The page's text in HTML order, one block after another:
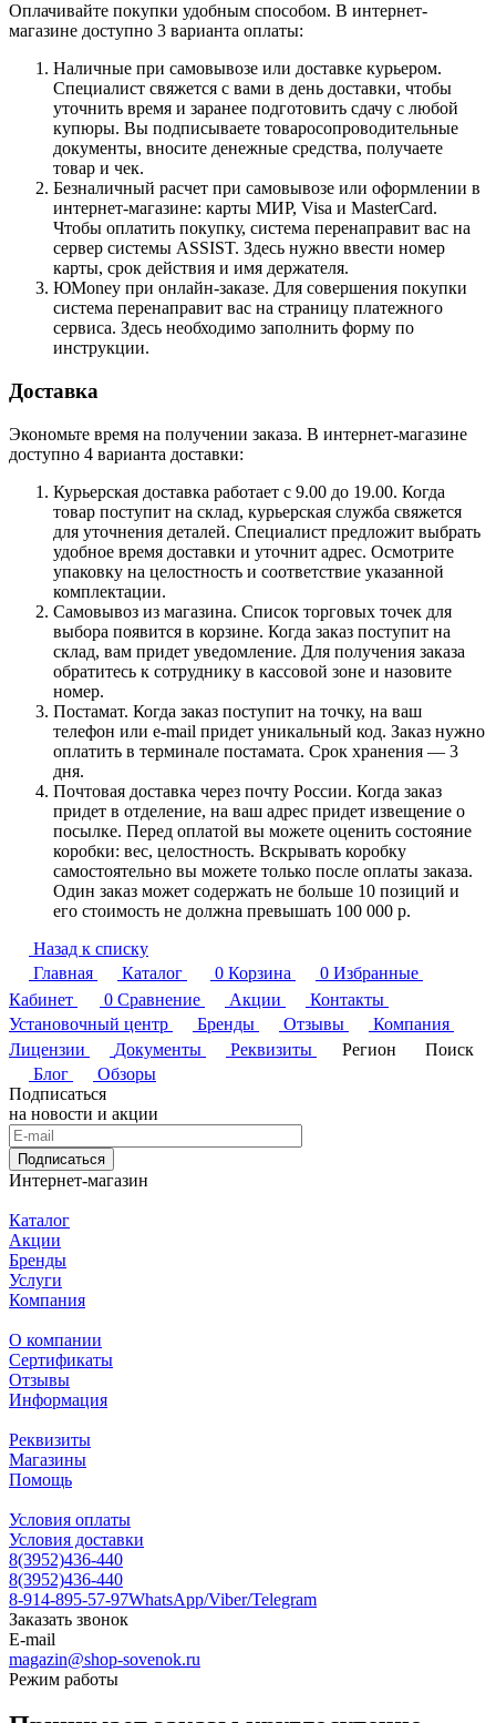
Оплачивайте покупки удобным способом. В интернет-
магазине доступно 3 варианта оплаты:
Наличные при самовывозе или доставке курьером.
Специалист свяжется с вами в день доставки, чтобы
уточнить время и заранее подготовить сдачу с любой
купюры. Вы подписываете товаросопроводительные
документы, вносите денежные средства, получаете
товар и чек.
Безналичный расчет при самовывозе или оформлении в
интернет-магазине: карты МИР, Visa и MasterCard.
Чтобы оплатить покупку, система перенаправит вас на
сервер системы ASSIST. Здесь нужно ввести номер
карты, срок действия и имя держателя.
ЮMoney при онлайн-заказе. Для совершения покупки
система перенаправит вас на страницу платежного
сервиса. Здесь необходимо заполнить форму по
инструкции.
Доставка
Экономьте время на получении заказа. В интернет-магазине
доступно 4 варианта доставки:
Курьерская доставка работает с 9.00 до 19.00. Когда
товар поступит на склад, курьерская служба свяжется
для уточнения деталей. Специалист предложит выбрать
удобное время доставки и уточнит адрес. Осмотрите
упаковку на целостность и соответствие указанной
комплектации.
Самовывоз из магазина. Список торговых точек для
выбора появится в корзине. Когда заказ поступит на
склад, вам придет уведомление. Для получения заказа
обратитесь к сотруднику в кассовой зоне и назовите
номер.
Постамат. Когда заказ поступит на точку, на ваш
телефон или e-mail придет уникальный код. Заказ нужно
оплатить в терминале постамата. Срок хранения — 3
дня.
Почтовая доставка через почту России. Когда заказ
придет в отделение, на ваш адрес придет извещение о
посылке. Перед оплатой вы можете оценить состояние
коробки: вес, целостность. Вскрывать коробку
самостоятельно вы можете только после оплаты заказа.
Один заказ может содержать не больше 10 позиций и
его стоимость не должна превышать 100 000 р.
Назад к списку
Главная
Каталог 0 Корзина 0 Избранные
Кабинет
0 Сравнение Акции
Контакты
Установочный центр
Бренды Отзывы
Компания
Лицензии
Документы Реквизиты Регион
Поиск
Блог
Обзоры
Подписаться
на новости и акции
Подписаться
Интернет-магазин
Каталог
Акции
Бренды
Услуги
Компания
О компании
Сертификаты
Отзывы
Информация
Реквизиты
Магазины
Помощь
Условия оплаты
Условия доставки
8(3952)436-440
8(3952)436-440
8-914-895-57-97WhatsApp/Viber/Telegram
Заказать звонок
E-mail
magazin@shop-sovenok.ru
Режим работы